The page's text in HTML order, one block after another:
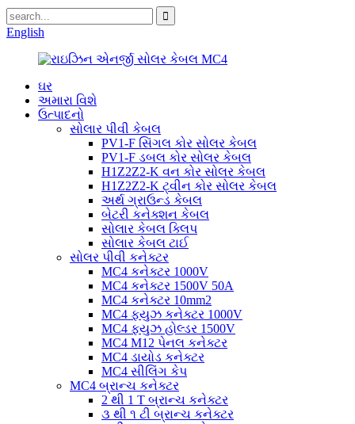
English
ઘર
અમારા વિશે
ઉત્પાદનો
સોલાર પીવી કેબલ
PV1-F સિંગલ કોર સોલર કેબલ
PV1-F ડબલ ​​કોર સોલર કેબલ
H1Z2Z2-K વન કોર સોલર કેબલ
H1Z2Z2-K ટ્વીન કોર સોલર કેબલ
અર્થ ગ્રાઉન્ડ કેબલ
બેટરી કનેક્શન કેબલ
સોલાર કેબલ ક્લિપ
સોલાર કેબલ ટાઈ
સોલર પીવી કનેક્ટર
MC4 કનેક્ટર 1000V
MC4 કનેક્ટર 1500V 50A
MC4 કનેક્ટર 10mm2
MC4 ફ્યુઝ કનેક્ટર 1000V
MC4 ફ્યુઝ હોલ્ડર 1500V
MC4 M12 પેનલ કનેક્ટર
MC4 ડાયોડ કનેક્ટર
MC4 સીલિંગ કેપ
MC4 બ્રાન્ચ કનેક્ટર
2 થી 1 T બ્રાન્ચ કનેક્ટર
૩ થી ૧ ટી બ્રાન્ચ કનેક્ટર